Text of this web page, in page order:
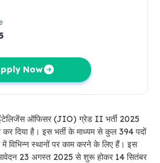
Now
ऑफिसर (JIO) ग्रेड II भर्ती 2025
कर दिया है। इस भर्ती के माध्यम से कुल 394 पदों
विभिन्न स्थानों पर काम करने के लिए हैं। इस
आवेदन 23 अगस्त 2025 से शुरू होकर 14 सितंबर